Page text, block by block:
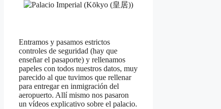
Entramos y pasamos estrictos
controles de seguridad (hay que
enseñar el pasaporte) y rellenamos
papeles con todos nuestros datos, muy
parecido al que tuvimos que rellenar
para entregar en inmigración del
aeropuerto. Allí mismo nos pasaron
un vídeos explicativo sobre el palacio.